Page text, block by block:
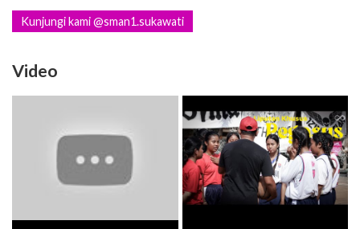
Kunjungi kami @sman1.sukawati
Video